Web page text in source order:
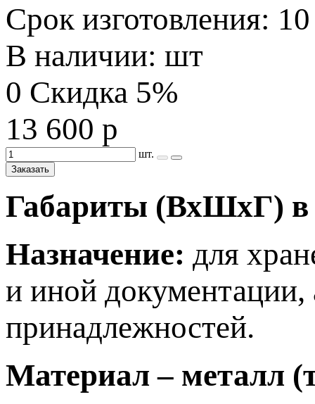
Срок изготовления:
В наличии: шт
0 Скидка 5%
13 600 р
шт.
Заказать
Габариты (ВхШхГ)
Назначение: для
и иной
принадлежностей.
Материал – металл